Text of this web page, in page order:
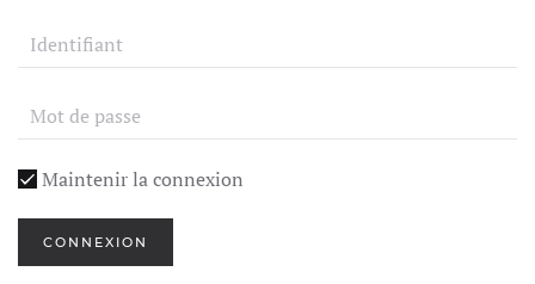
Maintenir la connexion
CONNEXION